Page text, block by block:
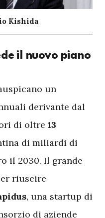
Kishida
il nuovo piano
un
derivante dal
di oltre 13
di miliardi di
il 2030. Il grande
riuscire
, una startup di
di aziende